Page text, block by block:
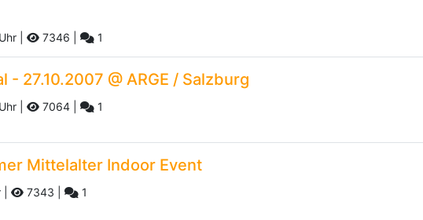
| 7346 1
- 27.10.2007 @ ARGE / Salzburg
| 7064 1
Mittelalter Indoor Event
7343 1